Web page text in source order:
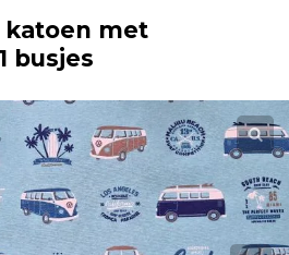
Kinderstoffen
Katoen
katoen met
busjes